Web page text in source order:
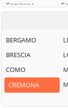
Camisano
Cantone
Cappella de'
BERGAMO
BRESCIA
COMO
CREMONA